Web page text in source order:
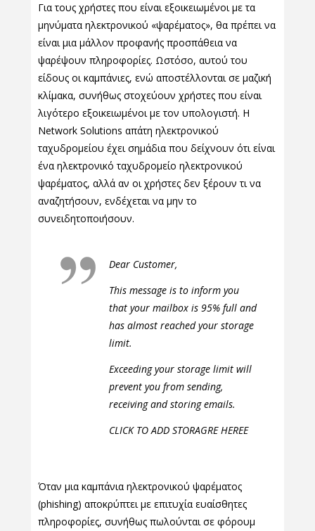
Για τους χρήστες που είναι εξοικειωμένοι με τα
μηνύματα ηλεκτρονικού «ψαρέματος», θα πρέπει να
είναι μια μάλλον προφανής προσπάθεια να
ψαρέψουν πληροφορίες. Ωστόσο, αυτού του
είδους οι καμπάνιες, ενώ αποστέλλονται σε μαζική
κλίμακα, συνήθως στοχεύουν χρήστες που είναι
λιγότερο εξοικειωμένοι με τον υπολογιστή. Η
Network Solutions απάτη ηλεκτρονικού
ταχυδρομείου έχει σημάδια που δείχνουν ότι είναι
ένα ηλεκτρονικό ταχυδρομείο ηλεκτρονικού
ψαρέματος, αλλά αν οι χρήστες δεν ξέρουν τι να
αναζητήσουν, ενδέχεται να μην το
συνειδητοποιήσουν.
Dear Customer,
This message is to inform you
that your mailbox is 95% full and
has almost reached your storage
limit.
Exceeding your storage limit will
prevent you from sending,
receiving and storing emails.
CLICK TO ADD STORAGRE HEREE
Όταν μια καμπάνια ηλεκτρονικού ψαρέματος
(phishing) αποκρύπτει με επιτυχία ευαίσθητες
πληροφορίες, συνήθως πωλούνται σε φόρουμ